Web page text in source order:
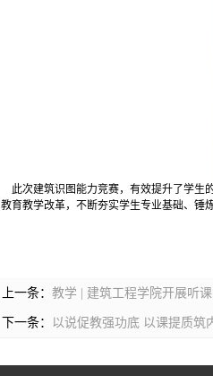
此次建筑识图能力竞赛，有效提升了学生
教育教学改革，不断夯实学生专业基础、锤
上一条： 教学 | 建筑工程学院开展听
下一条： 以说促教强功底 以课提质筑